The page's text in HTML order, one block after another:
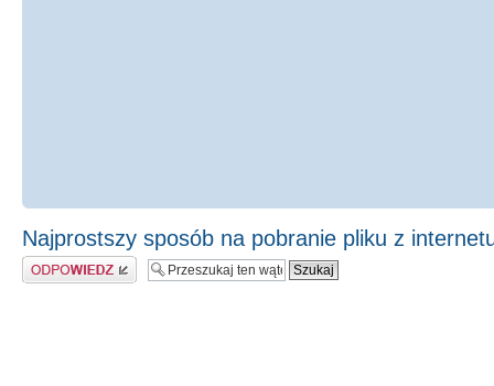
Najprostszy sposób na pobranie pliku z
Odpowiedz